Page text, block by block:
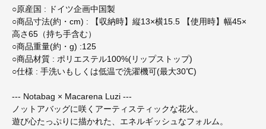
○原産国 : ドイツ企画中国製
○商品寸法(約・cm) : 【収納時】縦13×横15.5 【使用時】幅45×
高さ65（持ち手含む）
○商品重量(約・g) :125
○商品材質 : ポリエステル100%(リップストップ)
○仕様 : 手洗いもしくは低温で洗濯機可(最大30℃)
--- Notabag × Macarena Luzi ---
ノットアバッグに咲くアーティスティックな花火。
遊び心たっぷりに描かれた、エネルギッシュなフォルム。